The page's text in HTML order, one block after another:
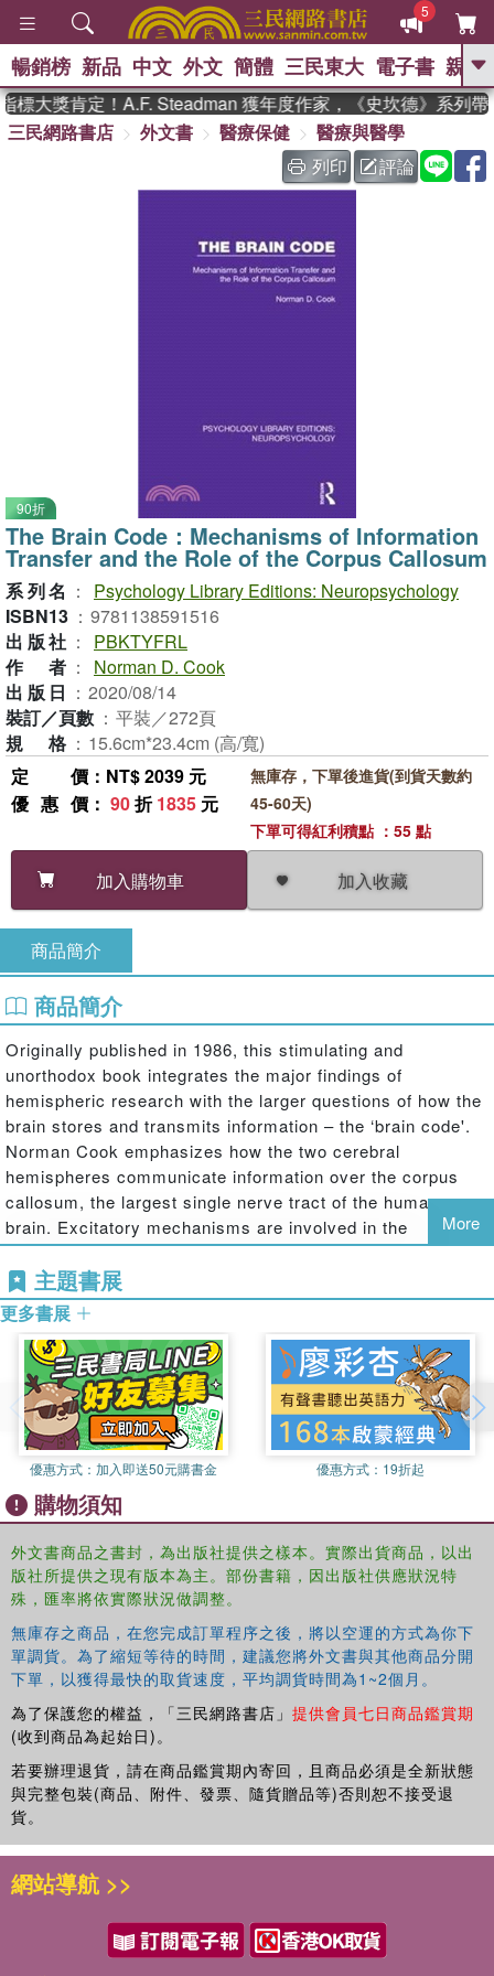
5
GO
熱搜： 東野圭吾 、 The Odyssey
、 如果歷史是一群喵 、 暑期
國際布克獎 臺灣漫遊錄 、 方
暢銷榜 新品 中文 外文 簡體 三民東大 電子書 親子
大獎肯定！A.F. Steadman 獲年度作家，《史坎德》系列帶
三民網路書店
外文書 醫療保健
醫療與醫學
列印
評論
90折
The Brain Code：Mechanisms of Information
Transfer and the Role of the Corpus Callosum
系列名 ：
Psychology Library Editions: Neuropsychology
ISBN13 ： 9781138591516
出版社 ：
PBKTYFRL
作者 ：
Norman D. Cook
出版日 ： 2020/08/14
裝訂／頁數 ： 平裝／272頁
規格 ： 15.6cm*23.4cm (高/寬)
定價 ：NT$ 2039 元
優惠價 ： 90折1835 元
加入購物車 加入收藏
無庫存，下單後進貨(到貨天數約
45-60天)
下單可得紅利積點 ：55 點
商品簡介
商品簡介
Originally published in 1986, this stimulating and
unorthodox book integrates the major findings of
hemispheric research with the larger questions of how the
brain stores and transmits information – the ‘brain code'.
Norman Cook emphasizes how the two cerebral
hemispheres communicate information over the corpus
callosum, the largest single nerve tract of the human
brain. Excitatory mechanisms are involved in the
duplication of information between the hemispheres; in
contrast, inhibitory mechanisms are implicated in the
production of hemispheric asymmetries and, crucially, in
high-level cognitive phenomena such as the right
hemisphere's role in providing the ‘context' within which
left hemispheric verbal information is placed. These
callosal mechanisms of information transfer are not only
fundamental to the brain code; they are the simplest and
most easily demonstrated ways in which the neocortex
‘talks to itself'.
The Brain Codedemonstrates how popular topics within
psychology at the time, such as laterality, hemisphere
differences and the psychology of left and right, are
central to further progress in understanding the human
of psychology, artificial intelligence and neurophysiology,
as well as anyone interested in the broader question of
how the brain works.
More
主題書展
更多書展
優惠方式： 加入即送50元購書金 優惠方式： 19折起
購物須知
外文書商品之書封，為出版社提供之樣本。實際出貨商品，以出
版社所提供之現有版本為主。部份書籍，因出版社供應狀況特
殊，匯率將依實際狀況做調整。
無庫存之商品，在您完成訂單程序之後，將以空運的方式為你下
單調貨。為了縮短等待的時間，建議您將外文書與其他商品分開
下單，以獲得最快的取貨速度，平均調貨時間為1~2個月。
為了保護您的權益，「三民網路書店」 提供會員七日商品鑑賞期
(收到商品為起始日)。
若要辦理退貨，請在商品鑑賞期內寄回，且商品必須是全新狀態
與完整包裝(商品、附件、發票、隨貨贈品等)否則恕不接受退
貨。
網站導航 >>